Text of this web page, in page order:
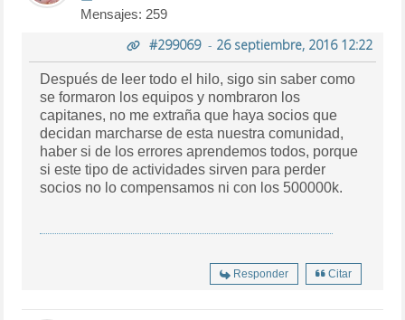
Mensajes: 259
#299069- 26 septiembre, 2016 12:22
Después de leer todo el hilo, sigo sin saber como
se formaron los equipos y nombraron los
capitanes, no me extraña que haya socios que
decidan marcharse de esta nuestra comunidad,
haber si de los errores aprendemos todos, porque
si este tipo de actividades sirven para perder
socios no lo compensamos ni con los 500000k.
Responder Citar